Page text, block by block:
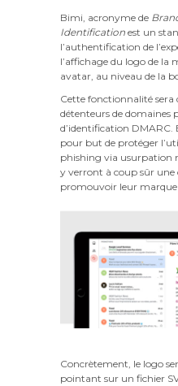
Bimi, acronyme de
Identification est un
l’authentification de
l’affichage du logo de la
avatar, au niveau de la
Cette fonctionnalité sera
détenteurs de domaines
d’identification DMARC.
pour but de protéger
phishing via usurpation
y verront à coup sûr une
promouvoir leur marque
Concrètement, le logo
pointant sur un fichier